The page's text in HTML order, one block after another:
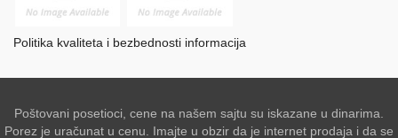
Politika kvaliteta i bezbednosti informacija
Poštovani posetioci, cene na našem sajtu su iskazane u dinarima.
Porez je uračunat u cenu. Imajte u obzir da je internet prodaja i da se